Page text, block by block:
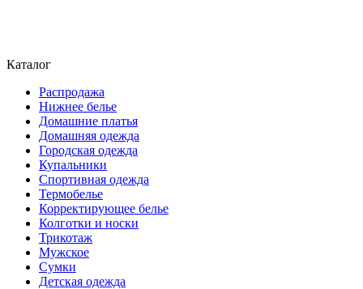
Каталог
Распродажа
Нижнее белье
Домашние платья
Домашняя одежда
Городская одежда
Купальники
Спортивная одежда
Термобелье
Корректирующее белье
Колготки и носки
Трикотаж
Мужское
Сумки
Детская одежда